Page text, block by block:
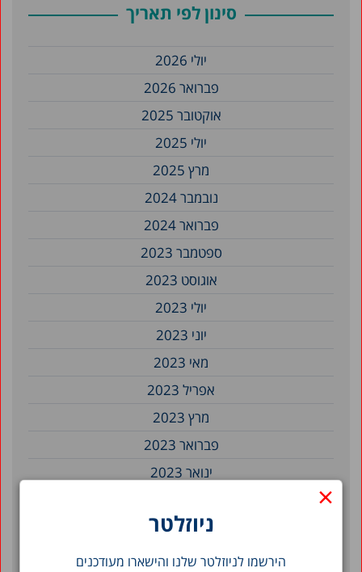
×
ניוזלטר
הירשמו לניוזלטר שלנו והישארו מעודכנים
סינון לפי תאריך
יולי 2026
פברואר 2026
אוקטובר 2025
יולי 2025
מרץ 2025
נובמבר 2024
פברואר 2024
ספטמבר 2023
אוגוסט 2023
יולי 2023
יוני 2023
מאי 2023
אפריל 2023
מרץ 2023
פברואר 2023
ינואר 2023
נובמבר 2022
ספטמבר 2022